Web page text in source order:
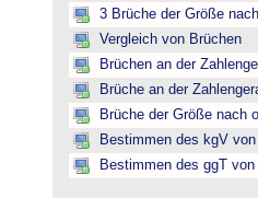
3 Brüche der Größe
Vergleich von Brüchen
Brüchen an der
Brüche an der
Brüche der Größe nach
Bestimmen des kgV
Bestimmen des ggT